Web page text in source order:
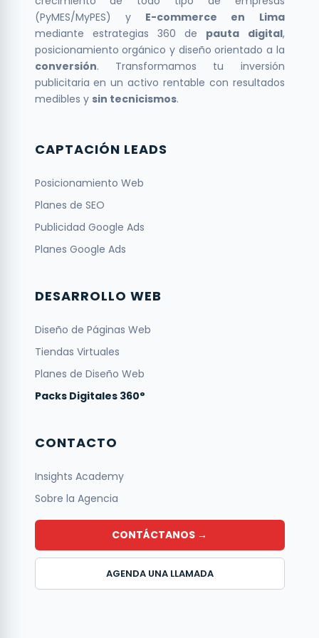
(PyMES/MyPES) y E-commerce en Lima
mediante estrategias 360 de pauta digital,
posicionamiento orgánico y diseño orientado a la
conversión. Transformamos tu inversión
publicitaria en un activo rentable con resultados
medibles y sin tecnicismos.
CAPTACIÓN LEADS
Posicionamiento Web
Planes de SEO
Publicidad Google Ads
Planes Google Ads
DESARROLLO WEB
Diseño de Páginas Web
Tiendas Virtuales
Planes de Diseño Web
Packs Digitales 360°
CONTACTO
Insights Academy
Sobre la Agencia
CONTÁCTANOS →
AGENDA UNA LLAMADA